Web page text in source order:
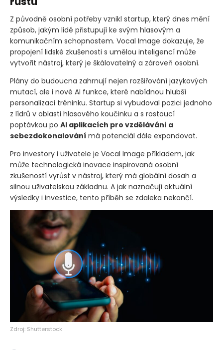
Z původně osobní potřeby vznikl startup, který dnes mění
způsob, jakým lidé přistupují ke svým hlasovým a
komunikačním schopnostem. Vocal Image dokazuje, že
propojení lidské zkušenosti s umělou inteligencí může
vytvořit nástroj, který je škálovatelný a zároveň osobní.
Plány do budoucna zahrnují nejen rozšiřování jazykových
mutací, ale i nové AI funkce, které nabídnou hlubší
personalizaci tréninku. Startup si vybudoval pozici jednoho
z lídrů v oblasti hlasového koučinku a s rostoucí
poptávkou po AI aplikacích pro vzdělávání a
sebezdokonalování má potenciál dále expandovat.
Pro investory i uživatele je Vocal Image příkladem, jak
může technologická inovace inspirovaná osobní
zkušeností vyrůst v nástroj, který má globální dosah a
silnou uživatelskou základnu. A jak naznačují aktuální
výsledky i investice, tento příběh se zdaleka nekončí.
Zdroj: Shutterstock